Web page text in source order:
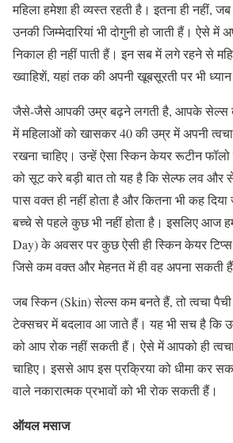
महिला हमेशा ही व्यस्त रहती है। इतना ही नहीं,
उनकी जिम्मेदारियां भी दोगुनी हो जाती हैं। ऐसे में
निकाल ही नहीं पाती हैं। इन सब में लगे रहने से
ख्‍वाहिशें, यहां तक की अपनी खूबसूरती पर भी
जैसे-जैसे आपकी उम्र बढ़ने लगती है, आपके सेल्स
में महिलाओं को खासकर 40 की उम्र में अपनी
रखना चाहिए। उन्हें ऐसा स्किन केयर रूटीन फॉलो
को सूट करे बड़ी बात तो यह है कि सेल्‍फ लव और
पास वक्त ही नहीं होता है और कितना भी कह
बच्चे से पहले कुछ भी नहीं होता है। इसलिए आज
Day) के अवसर पर कुछ ऐसी ही स्किन केयर टिप्‍स
जिसे कम वक्‍त और मेहनत में ही वह अपना सकती
जब स्किन (Skin) सेल्स कम बनते हैं, तो त्वचा
टेक्सचर में बदलाव आ जाते हैं। यह भी सच है कि
को आप रोक नहीं सकती हैं। ऐसे में आपको ही
चाहिए। इससे आप इस प्रक्रिया को धीमा कर
वाले नकारात्मक प्रभावों को भी रोक सकती हैं।
ऑयल मसाज